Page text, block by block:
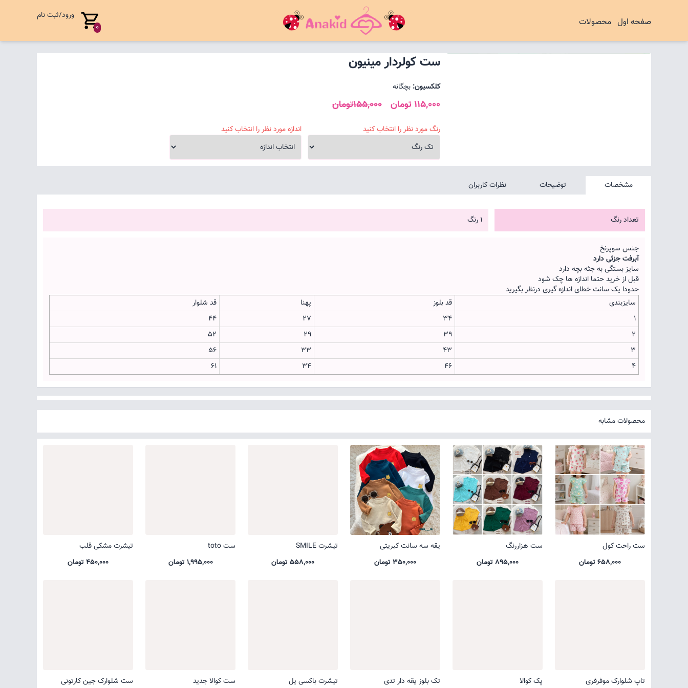
صفحه اول محصولات 0
ورود/ثبت نام
ست کولردار مینیون
کلکسیون: بچگانه
115,000 تومان 155,000تومان
رنگ مورد نظر را انتخاب کنید اندازه مورد نظر را انتخاب کنید
مشخصات توضیحات نظرات کاربران
تعداد رنگ 1 رنگ
جنس سوپرنخ
آبرفت جزئی دارد
سایز بستگی به جثه بچه دارد
قبل از خرید حتما اندازه ها چک شود
حدودا یک سانت خطای اندازه گیری درنظر بگیرید
سایزبندی
قد بلوز پهنا
قد شلوار
1
34
27
44
2
39
29
52
3
43
33
56
4
46
34
61
محصولات مشابه
ست راحت کول
658,000 تومان
ست هزاررنگ
895,000 تومان
یقه سه سانت کبریتی
350,000 تومان
تیشرت SMILE
558,000 تومان
ست toto
1,995,000 تومان
تیشرت مشکی قلب
450,000 تومان
تاپ شلوارک موفرفری پک کوالا تک بلوز یقه دار تدی تیشرت باکسی یل ست کوالا جدید ست شلوارک جین کارتونی